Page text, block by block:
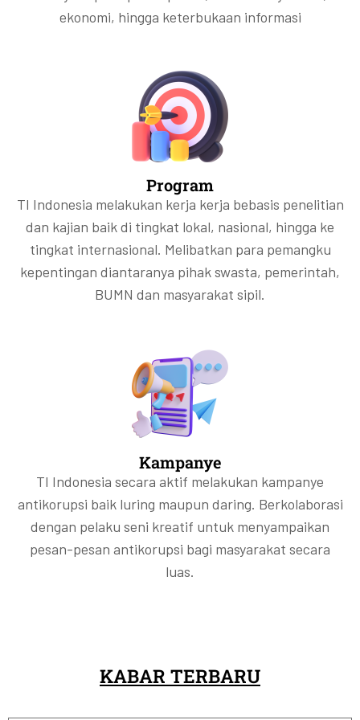
ekonomi, hingga keterbukaan informasi
Program
TI Indonesia melakukan kerja kerja bebasis penelitian
dan kajian baik di tingkat lokal, nasional, hingga ke
tingkat internasional. Melibatkan para pemangku
kepentingan diantaranya pihak swasta, pemerintah,
BUMN dan masyarakat sipil.
Kampanye
TI Indonesia secara aktif melakukan kampanye
antikorupsi baik luring maupun daring. Berkolaborasi
dengan pelaku seni kreatif untuk menyampaikan
pesan-pesan antikorupsi bagi masyarakat secara
luas.
KABAR TERBARU